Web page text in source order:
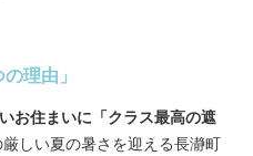
理由」
お住まいに「クラス最高の遮
しい夏の暑さを迎える長瀞町